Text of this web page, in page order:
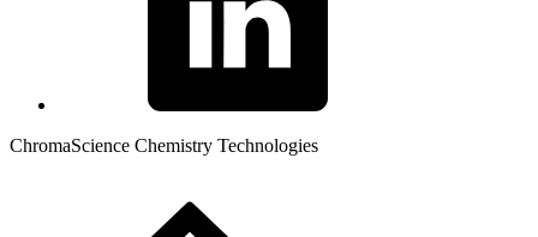
ChromaScience Chemistry Technologies